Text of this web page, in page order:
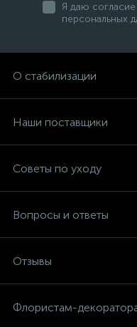
Я даю
персональных
О стабилизации
Наши поставщики
Советы по уходу
Вопросы и ответы
Отзывы
Флористам-